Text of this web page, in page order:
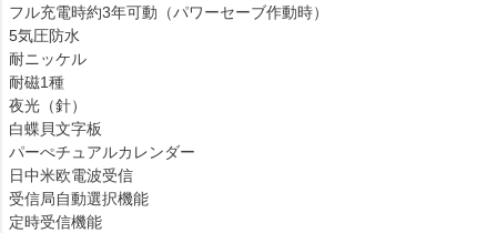
フル充電時約3年可動（パワーセーブ作動時）
5気圧防水
耐ニッケル
耐磁1種
夜光（針）
白蝶貝文字板
パーぺチュアルカレンダー
日中米欧電波受信
受信局自動選択機能
定時受信機能